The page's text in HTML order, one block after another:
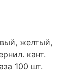
желтый,
кант.
100 шт.